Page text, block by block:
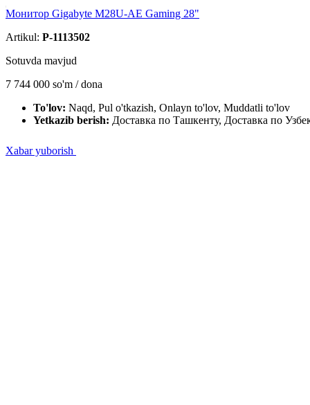
Монитор Gigabyte M28U-AE Gaming 28"
Artikul: P-1113502
Sotuvda mavjud
7 744 000 so'm / dona
To'lov: Naqd, Pul o'tkazish, Onlayn to'lov, Muddatli to'lov
Yetkazib berish: Доставка по Ташкенту, Доставка по
Xabar yuborish